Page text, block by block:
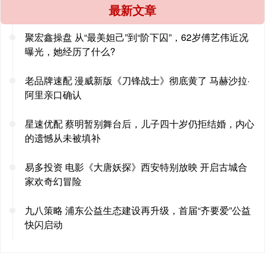
最新文章
聚宏鑫操盘 从“最美妲己”到“阶下囚”，62岁傅艺伟近况
曝光，她经历了什么?
老品牌速配 漫威新版《刀锋战士》彻底黄了 马赫沙拉·
阿里亲口确认
星速优配 蔡明暂别舞台后，儿子四十岁仍拒结婚，内心
的遗憾从未被填补
易多投资 电影《大唐妖探》西安特别放映 开启古城合
家欢奇幻冒险
九八策略 浦东公益生态建设再升级，首届“齐要爱”公益
快闪启动